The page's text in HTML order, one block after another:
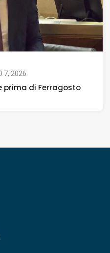
7, 2026
prima di Ferragosto